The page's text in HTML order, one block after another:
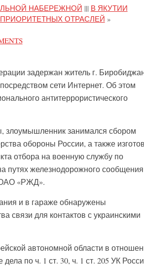
НАБЕРЕЖНОЙ ||| В ЯКУТИИ
ОТРАСЛЕЙ »
задержан житель г.
сети Интернет. Об этом
антитеррористического
злоумышленник занимался сбором
обороны России, а также
отбора на военную службу по
путях железнодорожного сообщения
ОАО «РЖД».
и в гараже обнаружены
связи для контактов с украинскими
автономной области в
по ч. 1 ст. 30, ч. 1 ст. 205 УК